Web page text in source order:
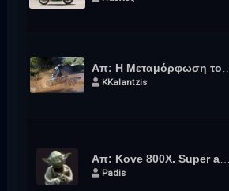
KKalantzis
Απ: Kove 800X. Super andventure
Padis